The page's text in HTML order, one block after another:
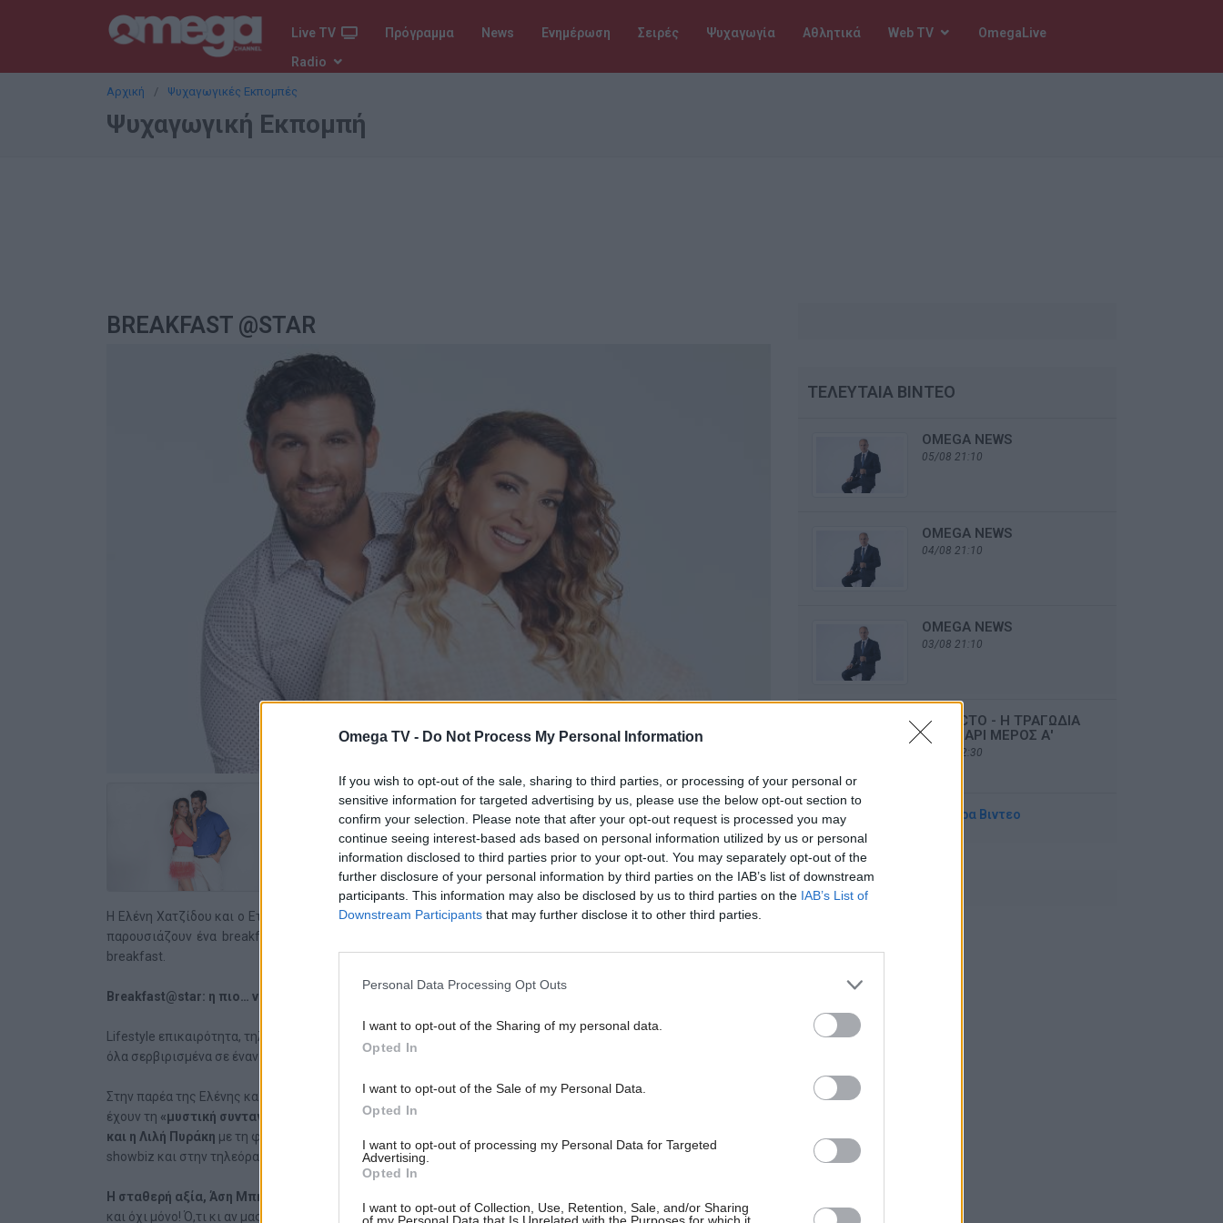
Omega TV - Do Not Process My Personal Information
If you wish to opt-out of the sale, sharing to third parties, or processing of your personal or
sensitive information for targeted advertising by us, please use the below opt-out section to
confirm your selection. Please note that after your opt-out request is processed you may
continue seeing interest-based ads based on personal information utilized by us or personal
information disclosed to third parties prior to your opt-out. You may separately opt-out of the
further disclosure of your personal information by third parties on the IAB’s list of downstream
participants. This information may also be disclosed by us to third parties on the IAB’s List of
Downstream Participants that may further disclose it to other third parties.
Personal Data Processing Opt Outs
I want to opt-out of the Sharing of my personal data.
Opted In
I want to opt-out of the Sale of my Personal Data.
Opted In
I want to opt-out of processing my Personal Data for Targeted
Advertising.
Opted In
I want to opt-out of Collection, Use, Retention, Sale, and/or Sharing
of my Personal Data that Is Unrelated with the Purposes for which it
Live TV Πρόγραμμα News Ενημέρωση Σειρές Ψυχαγωγία Αθλητικά Web TV
OmegaLive
Radio
Αρχική Ψυχαγωγικές Εκπομπές
Ψυχαγωγική Εκπομπή
BREAKFAST @STAR
Δείτε το τελευταίο Trailer
Η Ελένη Χατζίδου και ο Ετεοκλής Παύλου, αγαπημένο ζευγάρι στη ζωή αλλά και στην τηλεόραση, ετοίμασαν και
παρουσιάζουν ένα breakfast για τους λάτρεις του κλασικού, του χιουμοριστικού αλλά και του εναλλακτικού
breakfast.
Breakfast@star: η πιο… νόστιμη συνήθεια για να ξεκινήσετε με θετική ενέργεια!
Lifestyle επικαιρότητα, τηλεοπτικά νέα, «καυτό» παρασκήνιο, αποκλειστικές συνεντεύξεις, ζώδια και μαγειρική,
όλα σερβιρισμένα σε έναν… δίσκο γεμάτο ενέργεια.
Στην παρέα της Ελένης και του Ετεοκλή οι… κλασικές αξίες, που δίνουν άλλη γεύση στο αγαπημένο πρωινό και
έχουν τη «μυστική συνταγή» για να μας φτιάχνουν τη μέρα.
και η Λιλή Πυράκη με τη φρεσκάδα και την εμπειρία τους, σκοπεύουν να αναδείξουν όλα όσα συμβαίνουν στη
showbiz και στην τηλεόραση, από το πρώτο λεπτό της ημέρας.
Η σταθερή αξία, Άση Μπήλιου
και όχι μόνο! Ό,τι κι αν μας επιφυλάσσει το μέλλον, η Άση είναι εδώ για να το αποκαλύψει με τρόπο που μόνο
ΤΕΛΕΥΤΑΙΑ ΒΙΝΤΕΟ
OMEGA NEWS
05/08 21:10
OMEGA NEWS
04/08 21:10
OMEGA NEWS
03/08 21:10
DE FACTO - Η ΤΡΑΓΩΔΙΑ
ΣΤΟ ΜΑΡΙ ΜΕΡΟΣ Α'
02/08 22:30
Περισσότερα Βιντεο